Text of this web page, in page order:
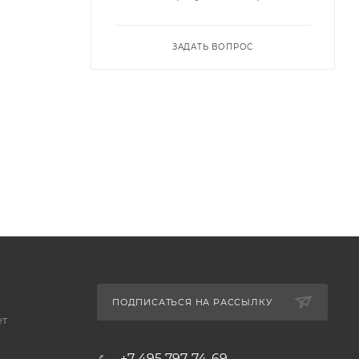
ваш
ЗАДАТЬ ВОПРОС
ПОДПИСАТЬСЯ НА РАССЫЛКУ